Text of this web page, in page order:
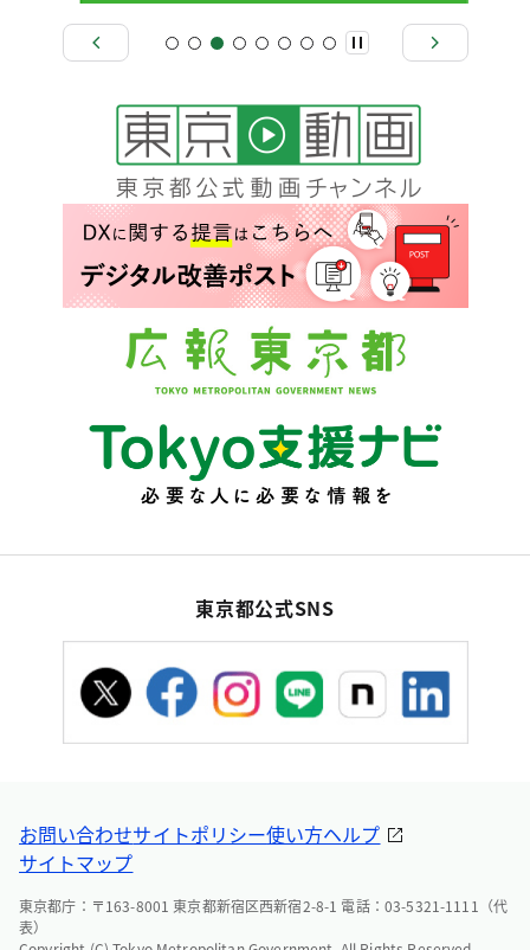
東京都公式SNS
お問い合わせサイトポリシー使い方ヘルプ
サイトマップ
東京都庁：〒163-8001 東京都新宿区西新宿2-8-1 電話：03-5321-1111（代
表）